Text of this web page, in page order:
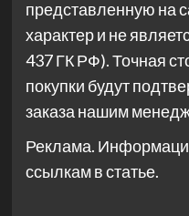
представленную на
характер и не
437 ГК РФ). Точная
покупки будут
заказа нашим
Реклама.
ссылкам в статье.